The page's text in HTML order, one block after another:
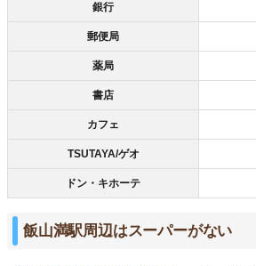
銀行
郵便局
薬局
書店
カフェ
TSUTAYA/ゲオ
ドン・キホーテ
飯山満駅周辺はスーパーがない